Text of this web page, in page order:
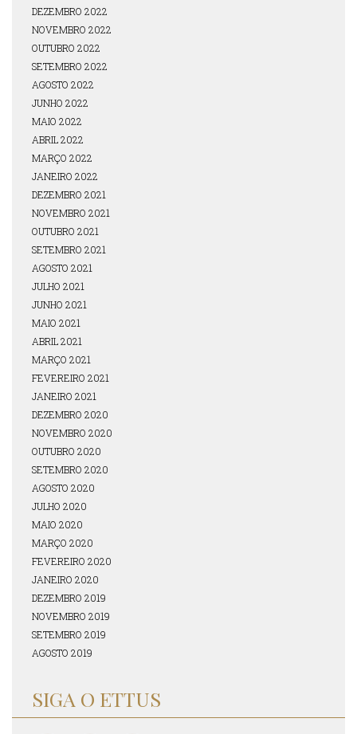
DEZEMBRO 2022
NOVEMBRO 2022
OUTUBRO 2022
SETEMBRO 2022
AGOSTO 2022
JUNHO 2022
MAIO 2022
ABRIL 2022
MARÇO 2022
JANEIRO 2022
DEZEMBRO 2021
NOVEMBRO 2021
OUTUBRO 2021
SETEMBRO 2021
AGOSTO 2021
JULHO 2021
JUNHO 2021
MAIO 2021
ABRIL 2021
MARÇO 2021
FEVEREIRO 2021
JANEIRO 2021
DEZEMBRO 2020
NOVEMBRO 2020
OUTUBRO 2020
SETEMBRO 2020
AGOSTO 2020
JULHO 2020
MAIO 2020
MARÇO 2020
FEVEREIRO 2020
JANEIRO 2020
DEZEMBRO 2019
NOVEMBRO 2019
SETEMBRO 2019
AGOSTO 2019
SIGA O ETTUS